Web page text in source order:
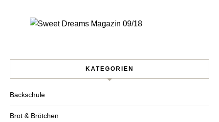
KATEGORIEN
Backschule
Brot & Brötchen